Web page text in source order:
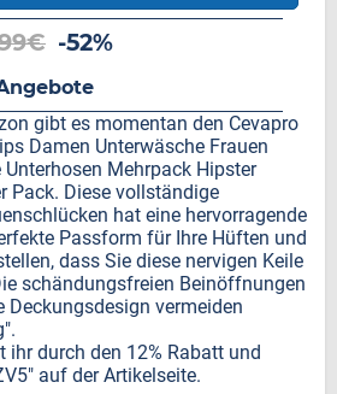
-52%
gibt es momentan den Cevapro
Damen Unterwäsche Frauen
Mehrpack Hipster
Pack. Diese vollständige
hat eine hervorragende
Passform für Ihre Hüften und
dass Sie diese nervigen Keile
schändungsfreien Beinöffnungen
vermeiden
ihr durch den 12% Rabatt und
auf der Artikelseite.